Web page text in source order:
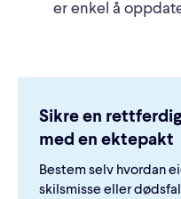
er enkel å
Sikre en
med en ektepakt
Bestem selv hvordan
skilsmisse eller